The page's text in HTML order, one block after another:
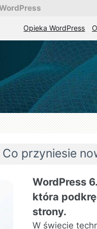
pomoc i stała obsługa
Opieka WordPress
przyniesie
WordPress
która
strony.
W świecie